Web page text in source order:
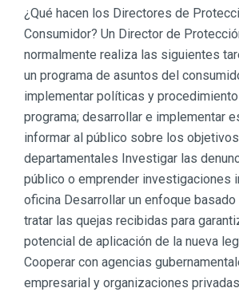
¿Qué hacen los Directores de
Consumidor? Un Director de
normalmente realiza las siguientes
un programa de asuntos del
implementar políticas y
programa; desarrollar e implementar
informar al público sobre los objetivos
departamentales Investigar las
público o emprender investigaciones
oficina Desarrollar un enfoque basado
tratar las quejas recibidas para
potencial de aplicación de la nueva
Cooperar con agencias
empresarial y organizaciones